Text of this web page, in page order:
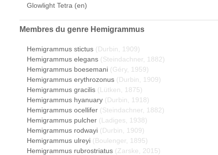
Glowlight Tetra (en)
Membres du genre Hemigrammus
Hemigrammus stictus (Durbin, 1909)
Hemigrammus elegans (Steindachner, 1882)
Hemigrammus boesemani (Géry, 1959)
Hemigrammus erythrozonus (Durbin, 1909)
Hemigrammus gracilis (Lütken, 1875)
Hemigrammus hyanuary (Durbin, 1918)
Hemigrammus ocellifer (Steindachner, 1882)
Hemigrammus pulcher (Ladiges, 1938)
Hemigrammus rodwayi (Durbin, 1909)
Hemigrammus ulreyi (Boulenger, 1895)
Hemigrammus rubrostriatus (Zarske, 2015)